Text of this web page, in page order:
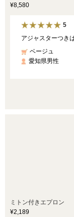
¥8,580
5
アジャスターつき
ベージュ
愛知県男性
ミトン付きエプロン
¥2,189